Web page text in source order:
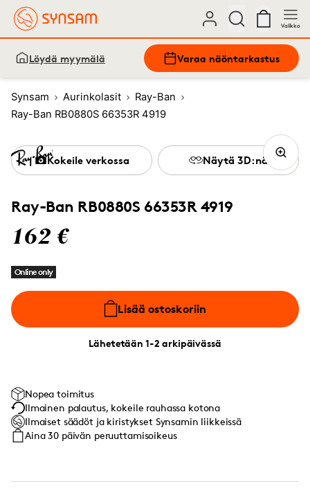
Valikko
Löydä myymälä Varaa näöntarkastus
Synsam Aurinkolasit
Ray-Ban
Ray-Ban RB0880S 66353R 4919
Ray-Ban RB0880S 66353R 4919
162 €
Online only
Lisää ostoskoriin
Lähetetään 1-2 arkipäivässä
Kokeile verkossa Näytä 3D:nä
Nopea toimitus
Ilmainen palautus, kokeile rauhassa kotona
Ilmaiset säädöt ja kiristykset Synsamin liikkeissä
Aina 30 päivän peruuttamisoikeus